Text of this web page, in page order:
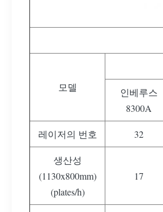
모델
인베루스
8300A
레이저의 번호 32
생산성
(1130x800mm)
(plates/h)
17